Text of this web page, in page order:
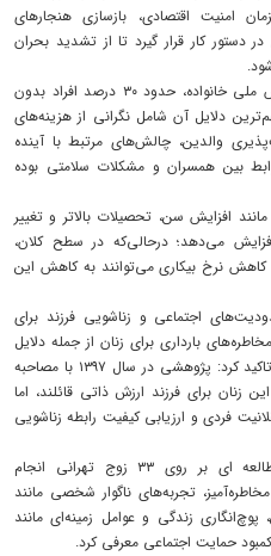
امنیت اقتصادی، بازسازی هنجارهای
در دستور کار قرار گیرد تا از تشدید بحران
کرمی اظهار کرد: بر اساس داده‌های پیمایش ملی خانواده، حدود ۳۰ درصد افراد بدون
دلایل آن شامل نگرانی از هزینه‌های
والدین، چالش‌های مرتبط با آینده
بین همسران و مشکلات سلامتی بوده
افزایش سن، تحصیلات بالاتر و تغییر
می‌دهد؛ درحالی‌که در سطح کلان،
کاهش نرخ بیکاری می‌توانند به کاهش این
اجتماعی و زناشویی فرزند برای
بارداری برای زنان از جمله دلایل
اصلی بی‌فرزندی داوطلبانه عنوان شده‌اند، تاکید کرد: پژوهشی در سال ۱۳۹۷ با مصاحبه
زنان برای فرزند ارزش ذاتی قائلند، اما
فردی و ارزیابی کیفیت رابطه زناشویی
وی افزود: در این پژوهش همچنین مطالعه ای بر روی ۳۳ زوج تهرانی انجام
تجربه‌های ناگوار شخصی مانند
زندگی و عوامل زمینه‌ای مانند
حمایت اجتماعی معرفی کرد.